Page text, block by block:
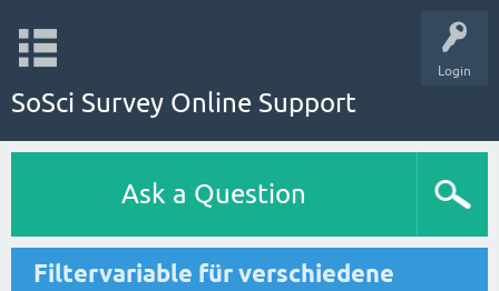
Login
SoSci Survey Online Support
Ask a Question
Filtervariable für verschiedene